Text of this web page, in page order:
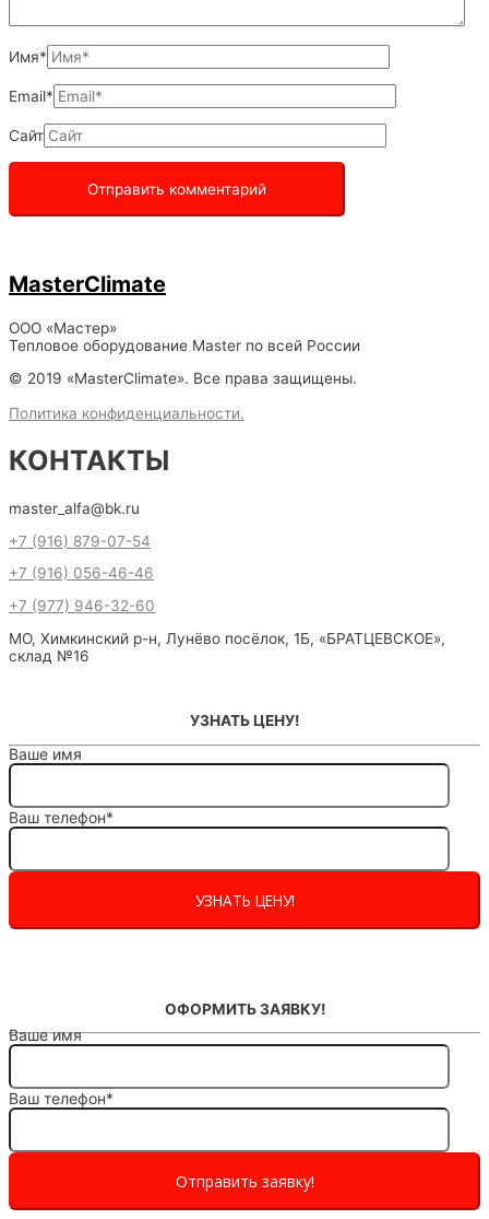
Имя*
Email*
Сайт
MasterClimate
ООО «Мастер»
Тепловое оборудование Master по всей России
© 2019 «MasterClimate». Все права защищены.
Политика конфиденциальности.
КОНТАКТЫ
master_alfa@bk.ru
+7 (916) 879-07-54
+7 (916) 056-46-46
+7 (977) 946-32-60
МО, Химкинский р-н, Лунёво посёлок, 1Б, «БРАТЦЕВСКОЕ»,
склад №16
УЗНАТЬ ЦЕНУ!
Ваше имя
Ваш телефон*
ОФОРМИТЬ ЗАЯВКУ!
Ваше имя
Ваш телефон*